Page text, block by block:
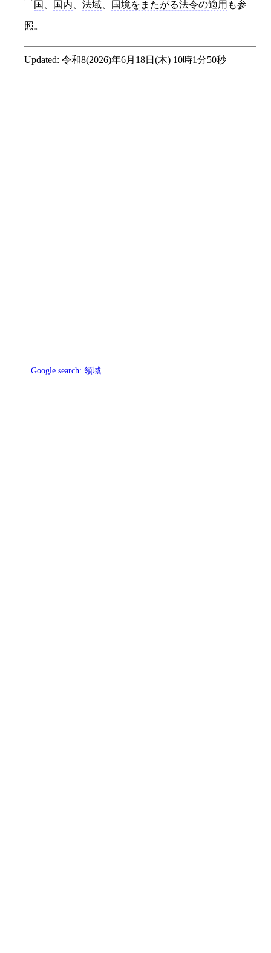
国 国内 法域 国境をまたがる法令の適用 も参
照。
Updated: 令和8(2026)年6月18日(木) 10時1分50秒
Google search:領域